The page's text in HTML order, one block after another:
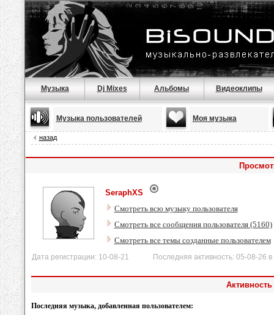
Музыка Dj Mixes Альбомы Видеоклипы
Музыка пользователей Моя музыка
назад
SeraphXS
Смотреть всю музыку пользователя
Смотреть все сообщения пользователя (5160)
Смотреть все темы созданные пользователем
Дата регистрации: 10-08-21 Последняя активность: 05-08-26 в
Последняя музыка, добавленная пользователем: